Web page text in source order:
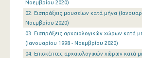
Μαρτίου 2024
Φεβρουαρίου 2024
Ιανουαρίου 2024
Νοεμβρίου 2020)
02. Εισπράξεις μουσείων κατά μήνα
Νοεμβρίου 2020)
03. Εισπράξεις αρχαιολογικών χώρων κατά
(Ιανουαρίου 1998 - Νοεμβρίου 2020)
04. Επισκέπτες αρχαιολογικών χώρων κατά